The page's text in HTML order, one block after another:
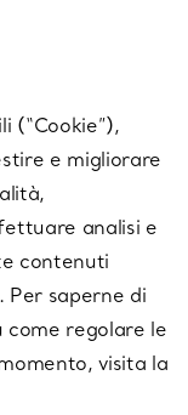
(“Cookie”),
e migliorare
analisi e
contenuti
Per saperne di
come regolare le
visita la